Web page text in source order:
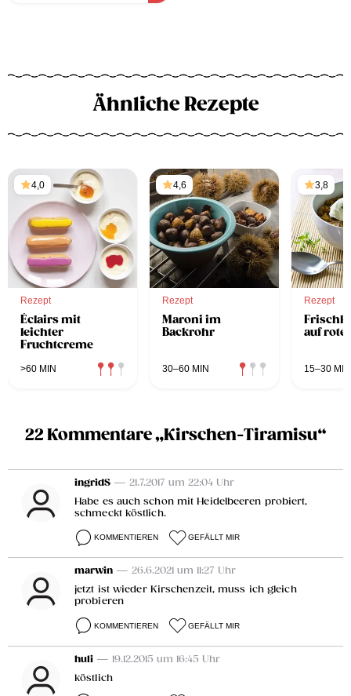
Ähnliche Rezepte
4,0
Rezept
Éclairs mit
leichter
Fruchtcreme
>60 MIN
4,6
Rezept
Maroni im
Backrohr
30–60 MIN
3,8
Rezept
auf
15–30 MIN
22 Kommentare „Kirschen-Tiramisu“
ingridS — 21.7.2017 um 22:04 Uhr
Habe es auch schon mit Heidelbeeren probiert,
schmeckt köstlich.
KOMMENTIEREN GEFÄLLT MIR
marwin — 26.6.2021 um 11:27 Uhr
jetzt ist wieder Kirschenzeit, muss ich gleich
probieren
KOMMENTIEREN GEFÄLLT MIR
huli — 19.12.2015 um 16:45 Uhr
köstlich